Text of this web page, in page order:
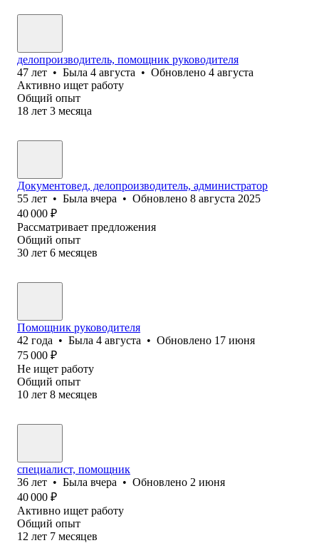
делопроизводитель, помощник руководителя
47 лет • Была 4 августа • Обновлено 4 августа
Активно ищет работу
Общий опыт
18 лет 3 месяца
Документовед, делопроизводитель, администратор
55 лет • Была вчера • Обновлено 8 августа 2025
40 000 ₽
Рассматривает предложения
Общий опыт
30 лет 6 месяцев
Помощник руководителя
42 года • Была 4 августа • Обновлено 17 июня
75 000 ₽
Не ищет работу
Общий опыт
10 лет 8 месяцев
специалист, помощник
36 лет • Была вчера • Обновлено 2 июня
40 000 ₽
Активно ищет работу
Общий опыт
12 лет 7 месяцев